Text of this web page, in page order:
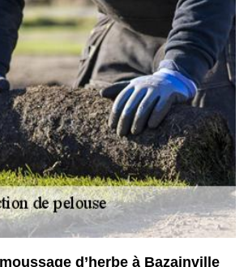
d’herbe à Bazainville